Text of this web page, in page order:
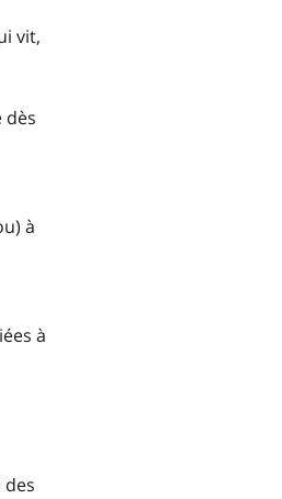
vit,
dès
à
à